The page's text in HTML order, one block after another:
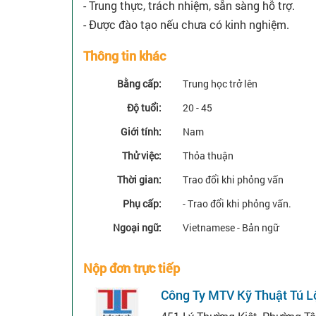
- Trung thực, trách nhiệm, sẵn sàng hỗ trợ.
- Được đào tạo nếu chưa có kinh nghiệm.
Thông tin khác
Bằng cấp:
Trung học trở lên
Độ tuổi:
20 - 45
Giới tính:
Nam
Thử việc:
Thỏa thuận
Thời gian:
Trao đổi khi phỏng vấn
Phụ cấp:
- Trao đổi khi phỏng vấn.
Ngoại ngữ:
Vietnamese - Bản ngữ
Nộp đơn trực tiếp
Công Ty MTV Kỹ Thuật Tú